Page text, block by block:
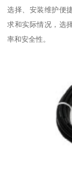
选择、安装维护便
求和实际情况，选
率和安全性。